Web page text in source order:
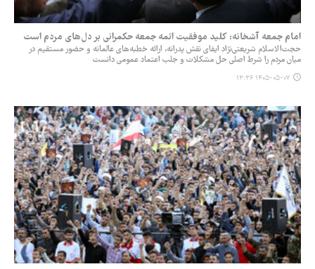
امام جمعه آشخانه: کلید موفقیت ائمه جمعه حکمرانی بر دل‌های مردم است
حجت‌الاسلام شریعتی‌نژاد ایفای نقش پدرانه، ارائه خطبه‌های عالمانه و حضور مستقیم در
میان مردم را شرط اصلی حل مشکلات و جلب اعتماد عمومی دانست
۱۴۰۵-۰۵-۰۷ ۱۳:۳۶